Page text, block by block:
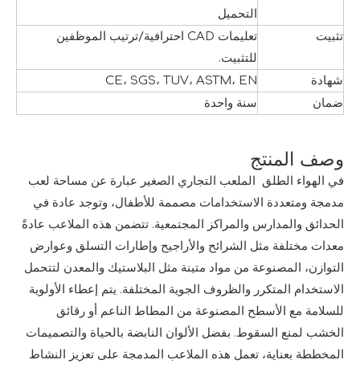
التحميل
تثبيت
تعليمات CAD احترافية/ترتيب الموظفين
للتثبيت.
شهادة
CE، SGS، TUV، ASTM، EN
ضمان
سنة واحدة
وصف المنتج
في الهواء الطلق الملعب التجاري الصغير عبارة عن مساحة لعب
مدمجة ومتعددة الاستخدامات مصممة للأطفال، وتوجد عادة في
الحدائق والمدارس والمراكز المجتمعية. تتضمن هذه الملاعب عادةً
معدات مختلفة مثل الشرائح والأراجيح وإطارات التسلق وعوارض
التوازن، المصنوعة من مواد متينة مثل البلاستيك والمعدن لتتحمل
الاستخدام المتكرر والظروف الجوية المختلفة. يتم إعطاء الأولوية
للسلامة مع الأسطح المصنوعة من المطاط الناعم أو رقائق
الخشب لمنع السقوط. بفضل الألوان النابضة بالحياة والتصميمات
المخططة بعناية، تعمل هذه الملاعب المدمجة على تعزيز النشاط